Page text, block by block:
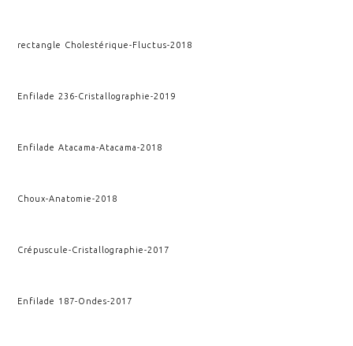
rectangle Cholestérique-Fluctus-2018
Enfilade 236-Cristallographie-2019
Enfilade Atacama-Atacama-2018
Choux-Anatomie-2018
Crépuscule-Cristallographie-2017
Enfilade 187-Ondes-2017